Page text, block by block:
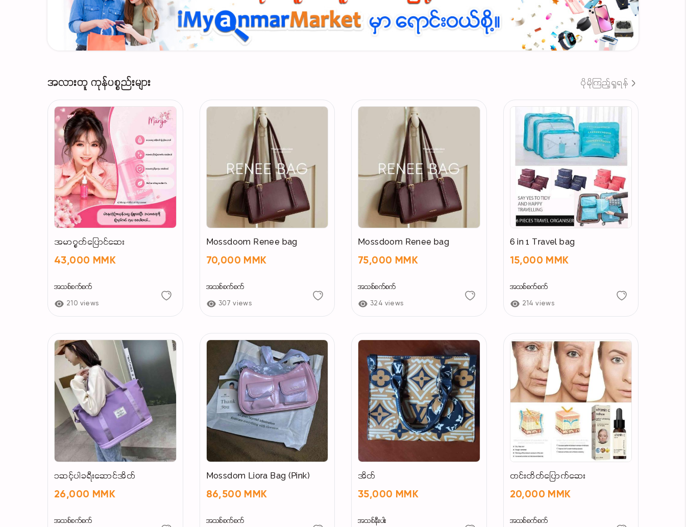
အသေးစိတ်သိချင်ပါက Profile က Facebook Acc ကိုဆက်သွယ်နိုင်ပါတယ်
အလားတူ ကုန်ပစ္စည်းများ ပိုမိုကြည့်ရှုရန်
အမာ၇ွတ်ပြောင်ဆေး
43,000 MMK
အသစ်စက်စက်
210 views
Mossdoom Renee bag
70,000 MMK
အသစ်စက်စက်
307 views
Mossdoom Renee bag
75,000 MMK
အသစ်စက်စက်
324 views
6 in 1 Travel bag
15,000 MMK
အသစ်စက်စက်
214 views
၁ဆင့်ပါခရီးဆောင်အိတ်
26,000 MMK
အသစ်စက်စက်
Mossdom Liora Bag (Pink)
86,500 MMK
အသစ်စက်စက်
အိတ်
35,000 MMK
အသစ်နီးပါး
တင်းတိတ်ပြောက်ဆေး
20,000 MMK
အသစ်စက်စက်